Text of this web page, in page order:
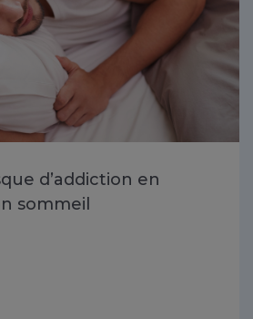
d’addiction en
sommeil